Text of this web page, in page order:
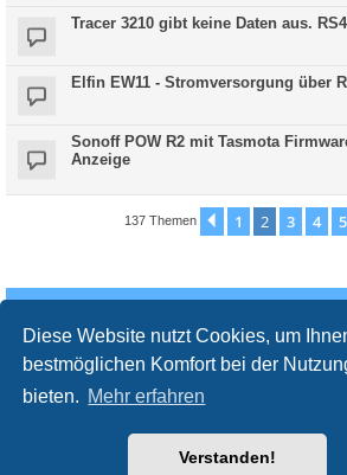
Diese Website nutzt Cookies, um
bestmöglichen Komfort bei der
bieten. Mehr erfahren
Verstanden!
Tracer 3210 gibt keine Daten aus.
Elfin EW11 - Stromversorgung über
Sonoff POW R2 mit Tasmota
Anzeige
137 Themen Vorherige
1 2 3 4 5
Impressum
Nutzungsbedingungen Datenschutzerklärung
® Forum Software © phpBB Limited